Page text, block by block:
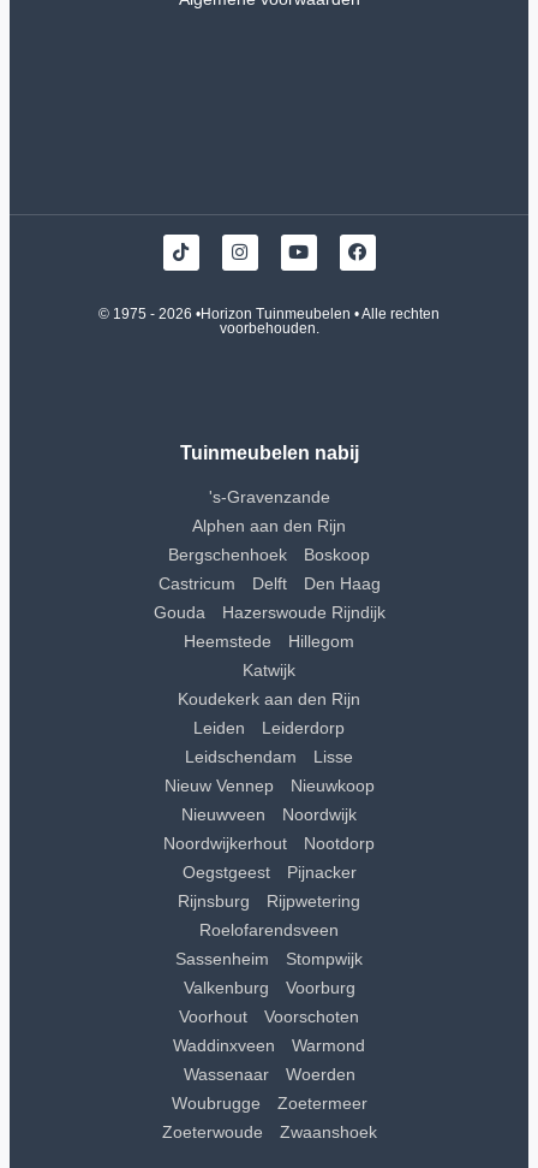
© 1975 - 2026 •Horizon Tuinmeubelen • Alle rechten
voorbehouden.
Tuinmeubelen nabij
's-Gravenzande
Alphen aan den Rijn
Bergschenhoek
Boskoop
Castricum
Delft
Den Haag
Gouda
Hazerswoude Rijndijk
Heemstede
Hillegom
Katwijk
Koudekerk aan den Rijn
Leiden
Leiderdorp
Leidschendam
Lisse
Nieuw Vennep
Nieuwkoop
Nieuwveen
Noordwijk
Noordwijkerhout
Nootdorp
Oegstgeest
Pijnacker
Rijnsburg
Rijpwetering
Roelofarendsveen
Sassenheim
Stompwijk
Valkenburg
Voorburg
Voorhout
Voorschoten
Waddinxveen
Warmond
Wassenaar
Woerden
Woubrugge
Zoetermeer
Zoeterwoude
Zwaanshoek